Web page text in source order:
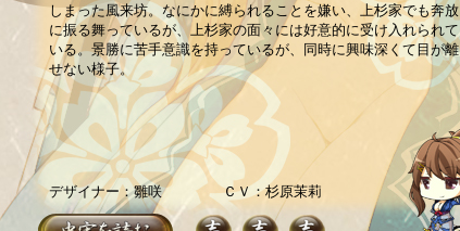
しまった風来坊。なにかに縛られることを嫌い、上杉家でも奔放
に振る舞っているが、上杉家の面々には好意的に受け入れられて
いる。景勝に苦手意識を持っているが、同時に興味深くて目が離
せない様子。
デザイナー：雛咲 ＣＶ：杉原茉莉